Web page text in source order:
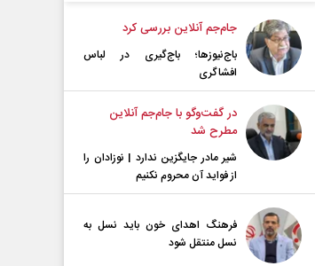
جام‌جم آنلاین بررسی کرد
باج‌نیوزها؛ باج‌گیری در لباس
افشاگری
در گفت‌و‌گو با جام‌جم آنلاین
مطرح شد
شیر مادر جایگزین ندارد | نوزادان را
از فواید آن محروم نکنیم
فرهنگ اهدای خون باید نسل به
نسل منتقل شود